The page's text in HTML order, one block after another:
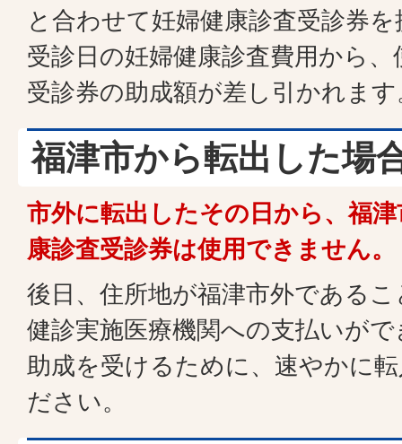
と合わせて妊婦健康診査受診券
受診日の妊婦健康診査費用から
受診券の助成額が差し引かれます
福津市から転出した場
市外に転出したその日から、福
康診査受診券は使用できません。
後日、住所地が福津市外である
健診実施医療機関への支払いが
助成を受けるために、速やかに
ださい。